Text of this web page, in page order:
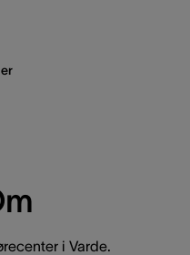
i Varde.